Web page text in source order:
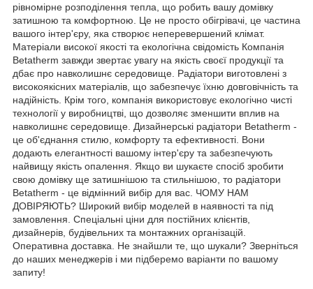
рівномірне розподілення тепла, що робить вашу домівку
затишною та комфортною. Це не просто обігрівачі, це частина
вашого інтер'єру, яка створює неперевершений клімат.
Матеріали високої якості та екологічна свідомість Компанія
Betatherm завжди звертає увагу на якість своєї продукції та
дбає про навколишнє середовище. Радіатори виготовлені з
високоякісних матеріалів, що забезпечує їхню довговічність та
надійність. Крім того, компанія використовує екологічно чисті
технології у виробництві, що дозволяє зменшити вплив на
навколишнє середовище. Дизайнерські радіатори Betatherm -
це об'єднання стилю, комфорту та ефективності. Вони
додають елегантності вашому інтер'єру та забезпечують
найвищу якість опалення. Якщо ви шукаєте спосіб зробити
свою домівку ще затишнішою та стильнішою, то радіатори
Betatherm - це відмінний вибір для вас. ЧОМУ НАМ
ДОВІРЯЮТЬ? Широкий вибір моделей в наявності та під
замовлення. Спеціальні ціни для постійних клієнтів,
дизайнерів, будівельних та монтажних організацій.
Оперативна доставка. Не знайшли те, що шукали? Зверніться
до наших менеджерів і ми підберемо варіанти по вашому
запиту!